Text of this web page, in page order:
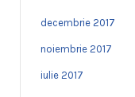
decembrie 2017
noiembrie 2017
iulie 2017